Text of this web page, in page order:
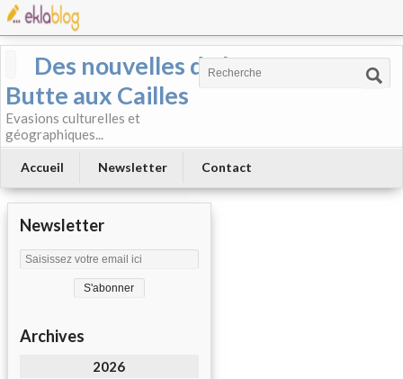
Des nouvelles de la
Butte aux Cailles
Evasions culturelles et
géographiques...
Accueil Newsletter Contact
Newsletter
Archives
2026